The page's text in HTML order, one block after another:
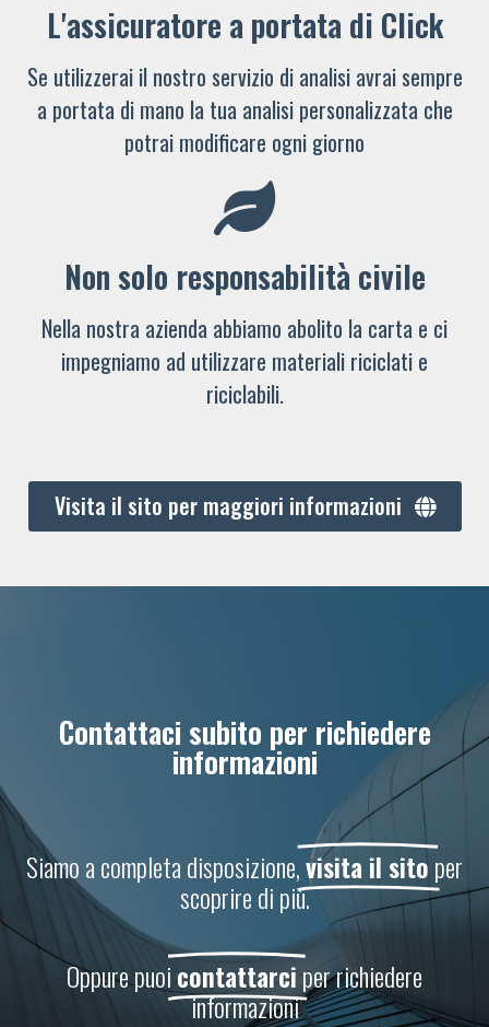
L'assicuratore a portata di Click
Se utilizzerai il nostro servizio di analisi avrai sempre
a portata di mano la tua analisi personalizzata che
potrai modificare ogni giorno
Non solo responsabilità civile
Nella nostra azienda abbiamo abolito la carta e ci
impegniamo ad utilizzare materiali riciclati e
riciclabili.
Visita il sito per maggiori informazioni
Contattaci subito per richiedere
informazioni
Siamo a completa disposizione,visita il sitoper
scoprire di più.
Oppure puoicontattarciper richiedere
informazioni